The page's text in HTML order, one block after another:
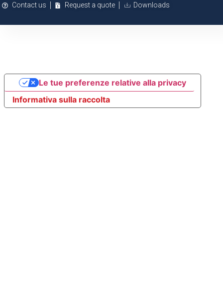
Contact us Request a quote Downloads
Informativa sulla raccolta
Le tue preferenze relative alla privacy